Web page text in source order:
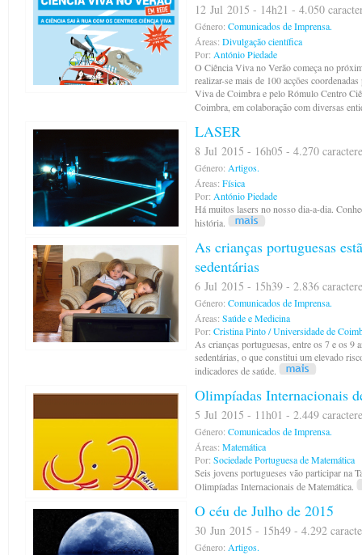
12 Jul 2015 - 14h21 - 4.050
Género: Comunicados de Imprensa.
Áreas: Divulgação científica
Por: António Piedade
O Ciência Viva no Verão começa no
realizar-se mais de 100 acções
Viva de Coimbra e pelo Rómulo Centro
Coimbra, em colaboração com diversas
LASER
8 Jul 2015 - 16h05 - 4.270
Género: Artigos.
Áreas: Física
Por: António Piedade
Há muitos lasers no nosso dia-a-dia.
história.
As crianças portuguesas
sedentárias
6 Jul 2015 - 15h39 - 2.836
Género: Comunicados de Imprensa.
Áreas: Saúde e Medicina
Por: Cristina Pinto / Universidade de
As crianças portuguesas, entre os 7 e os 9
sedentárias, o que constitui um elevado
indicadores de saúde.
Olimpíadas Internacionais
5 Jul 2015 - 11h01 - 2.449
Género: Comunicados de Imprensa.
Áreas: Matemática
Por: Sociedade Portuguesa de Matemática
Seis jovens portugueses vão participar na
Olimpíadas Internacionais de Matemática.
O céu de Julho de 2015
30 Jun 2015 - 15h49 - 4.292
Género: Artigos.